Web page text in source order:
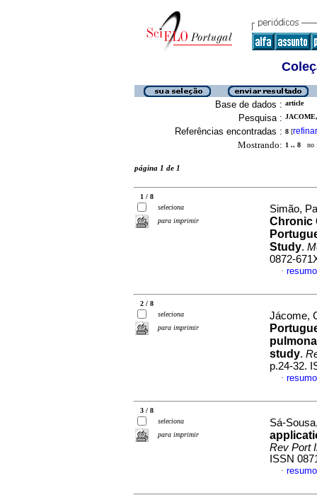
Base de dados : article
Pesquisa :
Referências encontradas : 8 [refinar
Mostrando: 1 .. 8 no
página 1 de 1
1 / 8
seleciona
para imprimir
Simão,
Chronic
Study.
0872-
·
2 / 8
seleciona
para imprimir
Jácome,
study.
p.24-32.
·
3 / 8
seleciona
para imprimir
Sá-
Rev Port
ISSN
·